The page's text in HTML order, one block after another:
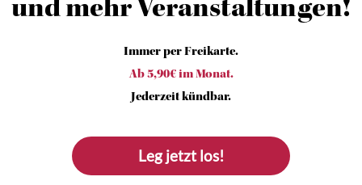
und mehr Veranstaltungen!
Immer per Freikarte.
Ab 5,90€ im Monat.
Jederzeit kündbar.
Leg jetzt los!